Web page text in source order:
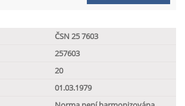
ČSN 25 7603
257603
20
01.03.1979